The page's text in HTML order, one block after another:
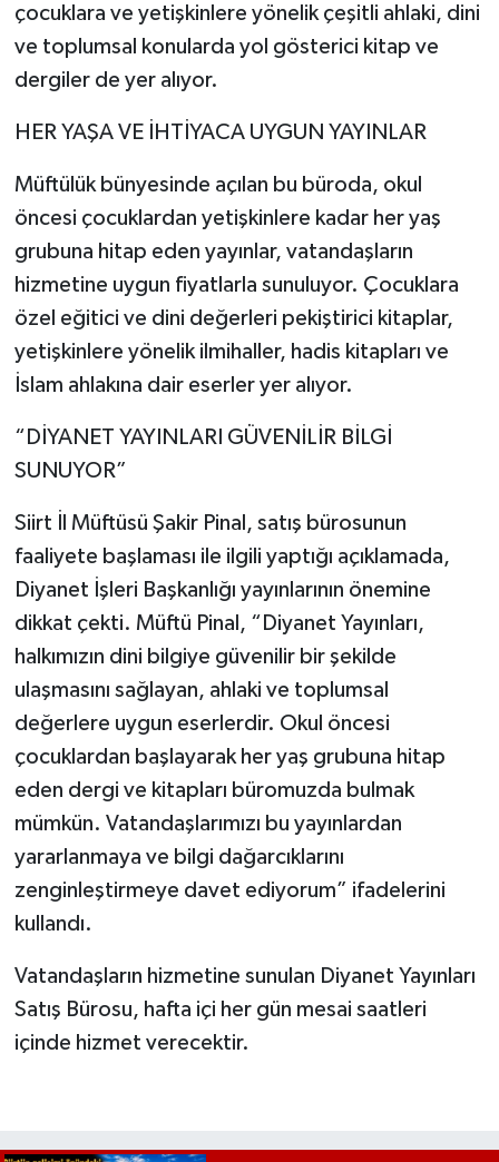
çocuklara ve yetişkinlere yönelik çeşitli ahlaki, dini
ve toplumsal konularda yol gösterici kitap ve
dergiler de yer alıyor.
HER YAŞA VE İHTİYACA UYGUN YAYINLAR
Müftülük bünyesinde açılan bu büroda, okul
öncesi çocuklardan yetişkinlere kadar her yaş
grubuna hitap eden yayınlar, vatandaşların
hizmetine uygun fiyatlarla sunuluyor. Çocuklara
özel eğitici ve dini değerleri pekiştirici kitaplar,
yetişkinlere yönelik ilmihaller, hadis kitapları ve
İslam ahlakına dair eserler yer alıyor.
“DİYANET YAYINLARI GÜVENİLİR BİLGİ
SUNUYOR”
Siirt İl Müftüsü Şakir Pinal, satış bürosunun
faaliyete başlaması ile ilgili yaptığı açıklamada,
Diyanet İşleri Başkanlığı yayınlarının önemine
dikkat çekti. Müftü Pinal, “Diyanet Yayınları,
halkımızın dini bilgiye güvenilir bir şekilde
ulaşmasını sağlayan, ahlaki ve toplumsal
değerlere uygun eserlerdir. Okul öncesi
çocuklardan başlayarak her yaş grubuna hitap
eden dergi ve kitapları büromuzda bulmak
mümkün. Vatandaşlarımızı bu yayınlardan
yararlanmaya ve bilgi dağarcıklarını
zenginleştirmeye davet ediyorum” ifadelerini
kullandı.
Vatandaşların hizmetine sunulan Diyanet Yayınları
Satış Bürosu, hafta içi her gün mesai saatleri
içinde hizmet verecektir.